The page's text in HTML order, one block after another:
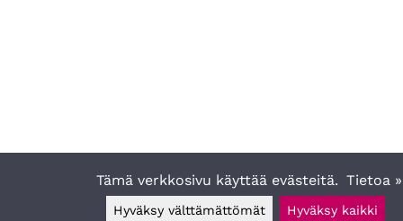
Tämä verkkosivu käyttää evästeitä. Tietoa »
Hyväksy välttämättömät Hyväksy kaikki